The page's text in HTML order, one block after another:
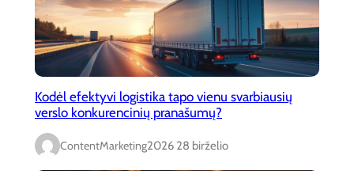
Kodėl efektyvi logistika tapo vienu svarbiausių
verslo konkurencinių pranašumų?
ContentMarketing2026 28 birželio